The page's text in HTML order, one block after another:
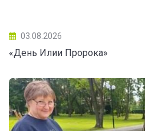
03.08.2026
«День Илии Пророка»